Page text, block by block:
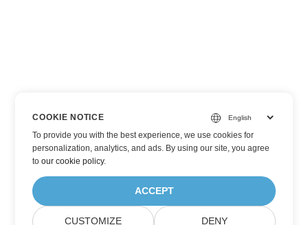
COOKIE NOTICE
To provide you with the best experience, we use cookies for
personalization, analytics, and ads. By using our site, you agree
toour cookie policy.
ACCEPT
CUSTOMIZE DENY